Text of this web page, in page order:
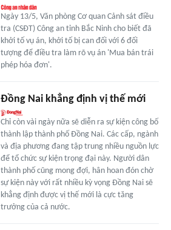
Ngày 13/5, Văn phòng Cơ quan Cảnh sát điều
tra (CSĐT) Công an tỉnh Bắc Ninh cho biết đã
khởi tố vụ án, khởi tố bị can đối với 6 đối
tượng để điều tra làm rõ vụ án 'Mua bán trái
phép hóa đơn'.
Đồng Nai khẳng định vị thế mới
Chỉ còn vài ngày nữa sẽ diễn ra sự kiện công bố
thành lập thành phố Ðồng Nai. Các cấp, ngành
và địa phương đang tập trung nhiều nguồn lực
để tổ chức sự kiện trọng đại này. Người dân
thành phố cũng mong đợi, hân hoan đón chờ
sự kiện này với rất nhiều kỳ vọng Ðồng Nai sẽ
khẳng định được vị thế mới là cực tăng
trưởng của cả nước.